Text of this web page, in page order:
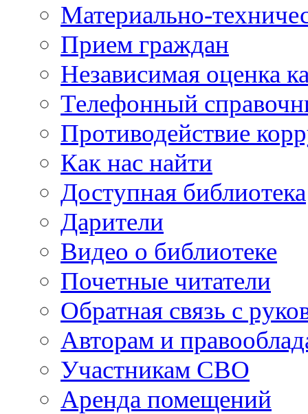
Материально-
Прием граждан
Независимая оценка
Телефонный
Противодействие
Как нас найти
Доступная библиотека
Дарители
Видео о библиотеке
Почетные читатели
Обратная связь с
Авторам и
Участникам СВО
Аренда помещений